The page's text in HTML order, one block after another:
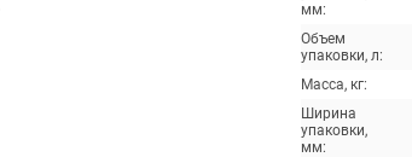
мм:
Объем
упаковки, л:
Масса, кг:
Ширина
упаковки,
мм: